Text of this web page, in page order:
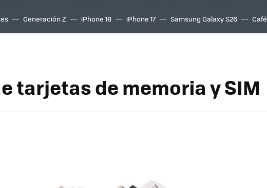
Generación Z iPhone 18 iPhone 17 Samsung Galaxy S26 Café
tarjetas de memoria y SIM